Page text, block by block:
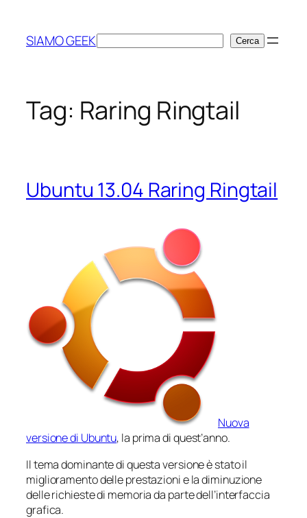
contenuto
SIAMO GEEKCerca Cerca
Tag: Raring Ringtail
Ubuntu 13.04 Raring Ringtail
Nuova
versione di Ubuntu, la prima di quest’anno.
Il tema dominante di questa versione è stato il
miglioramento delle prestazioni e la diminuzione
delle richieste di memoria da parte dell’interfaccia
grafica.